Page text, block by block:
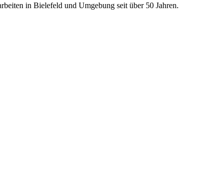
in Bielefeld und Umgebung seit über 50 Jahren.